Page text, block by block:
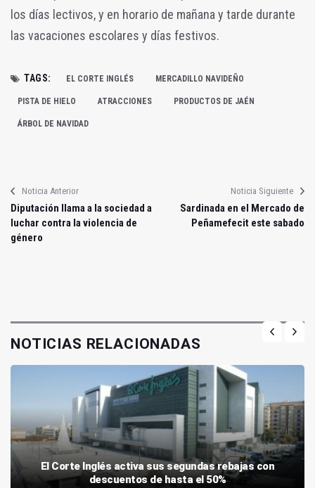
los días lectivos, y en horario de mañana y tarde durante
las vacaciones escolares y días festivos.
TAGS: EL CORTE INGLÉS MERCADILLO NAVIDEÑO
PISTA DE HIELO ATRACCIONES PRODUCTOS DE JAÉN
ÁRBOL DE NAVIDAD
Noticia Anterior
Diputación llama a la sociedad a
luchar contra la violencia de
género
Noticia Siguiente
Sardinada en el Mercado de
Peñamefecit este sabado
NOTICIAS RELACIONADAS
El Corte Inglés activa sus segundas rebajas con
descuentos de hasta el 50%